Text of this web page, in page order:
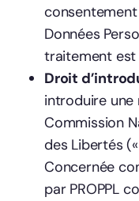
Données
traitement est
Droit
introduire une
Commission
des Libertés («
Concernée
par PROPPL